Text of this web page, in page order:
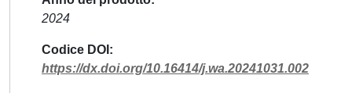
2024
Codice DOI
https://dx.doi.org/10.16414/j.wa.20241031.002